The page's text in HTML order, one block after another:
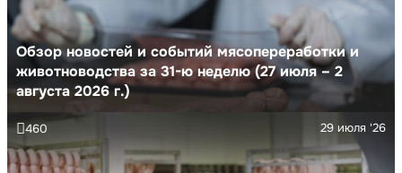
Обзор новостей и событий мясопереработки и
животноводства за 31-ю неделю (27 июля – 2
августа 2026 г.)
29 июля '26
460